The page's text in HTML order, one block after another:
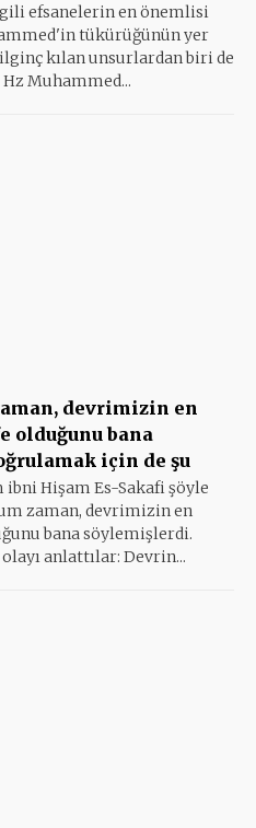
efsanelerin en önemlisi
tükürüğünün yer
kılan unsurlardan biri de
Muhammed...
devrimizin en
olduğunu bana
için de şu
ibni Hişam Es-Sakafi şöyle
zaman, devrimizin en
bana söylemişlerdi.
anlattılar: Devrin...